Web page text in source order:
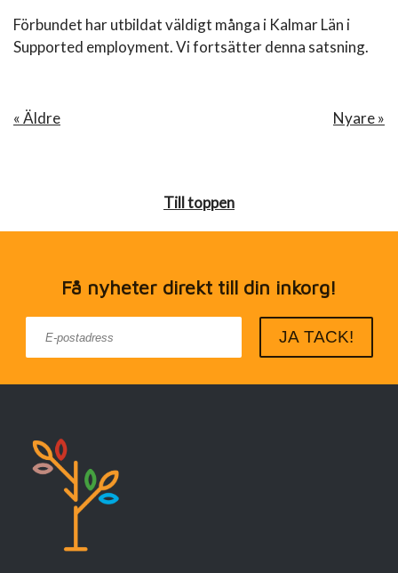
Förbundet har utbildat väldigt många i Kalmar Län i
Supported employment. Vi fortsätter denna satsning.
« Äldre Nyare »
Till toppen
Få nyheter direkt till din inkorg!